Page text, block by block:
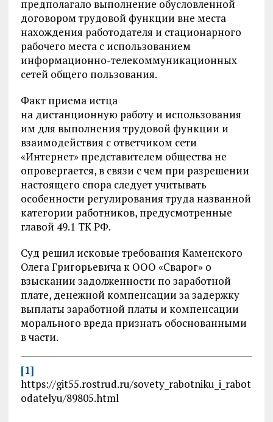
предполагало выполнение обусловленной
договором трудовой функции вне места
нахождения работодателя и стационарного
рабочего места с использованием
информационно-телекоммуникационных
сетей общего пользования.
Факт приема истца
на дистанционную работу и использования
им для выполнения трудовой функции и
взаимодействия с ответчиком сети
«Интернет» представителем общества не
опровергается, в связи с чем при разрешении
настоящего спора следует учитывать
особенности регулирования труда названной
категории работников, предусмотренные
главой 49.1 ТК РФ.
Суд решил исковые требования Каменского
Олега Григорьевича к ООО «Сварог» о
взыскании задолженности по заработной
плате, денежной компенсации за задержку
выплаты заработной платы и компенсации
морального вреда признать обоснованными
в части.
[1]
https://git55.rostrud.ru/sovety_rabotniku_i_rabot
odatelyu/89805.html